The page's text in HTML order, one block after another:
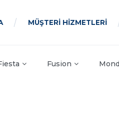
MÜŞTERİ HİZMETLERİ
Fusion